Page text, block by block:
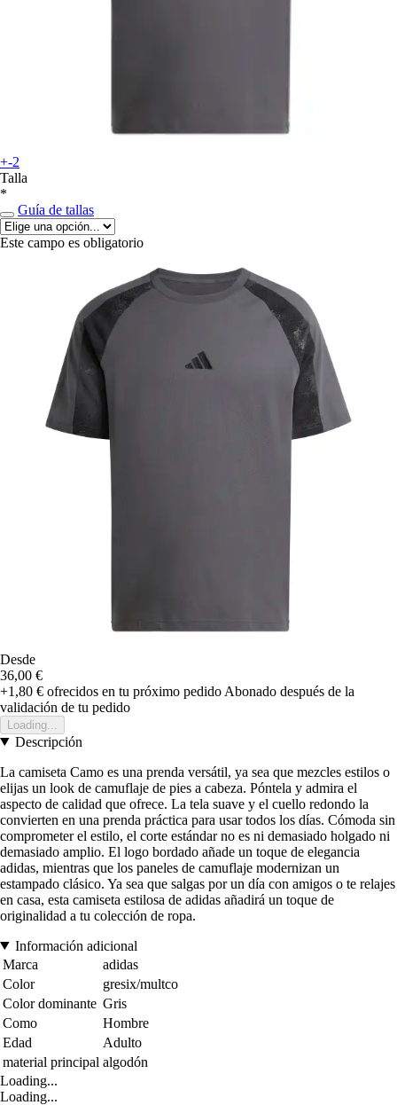
+-2
Talla
*
Guía de tallas
Este campo es obligatorio
Desde
36,00 €
+1,80 € ofrecidos en tu próximo pedido Abonado después de la
validación de tu pedido
Loading...
Descripción
La camiseta Camo es una prenda versátil, ya sea que mezcles estilos o
elijas un look de camuflaje de pies a cabeza. Póntela y admira el
aspecto de calidad que ofrece. La tela suave y el cuello redondo la
convierten en una prenda práctica para usar todos los días. Cómoda sin
comprometer el estilo, el corte estándar no es ni demasiado holgado ni
demasiado amplio. El logo bordado añade un toque de elegancia
adidas, mientras que los paneles de camuflaje modernizan un
estampado clásico. Ya sea que salgas por un día con amigos o te relajes
en casa, esta camiseta estilosa de adidas añadirá un toque de
originalidad a tu colección de ropa.
Información adicional
Marca
adidas
Color
gresix/multco
Color dominante Gris
Como
Hombre
Edad
Adulto
material principal algodón
Loading...
Loading...